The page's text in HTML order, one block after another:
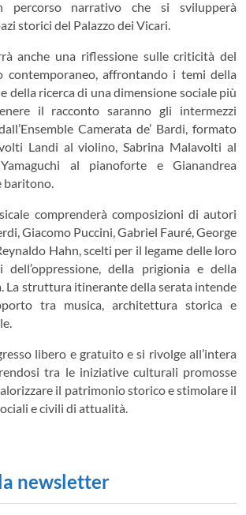
percorso narrativo che si svilupperà
storici del Palazzo dei Vicari.
anche una riflessione sulle criticità del
contemporaneo, affrontando i temi della
della ricerca di una dimensione sociale più
il racconto saranno gli intermezzi
Camerata de’ Bardi, formato
Landi al violino, Sabrina Malavolti al
al pianoforte e Gianandrea
baritono.
comprenderà composizioni di autori
Giacomo Puccini, Gabriel Fauré, George
Hahn, scelti per il legame delle loro
della prigionia e della
La struttura itinerante della serata intende
tra musica, architettura storica e
libero e gratuito e si rivolge all’intera
tra le iniziative culturali promosse
il patrimonio storico e stimolare il
e civili di attualità.
newsletter